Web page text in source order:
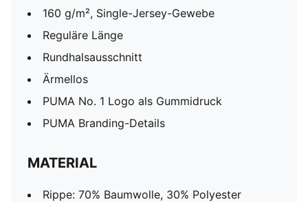
160 g/m², Single-Jersey-Gewebe
Reguläre Länge
Rundhalsausschnitt
Ärmellos
PUMA No. 1 Logo als Gummidruck
PUMA Branding-Details
MATERIAL
Rippe: 70% Baumwolle, 30% Polyester